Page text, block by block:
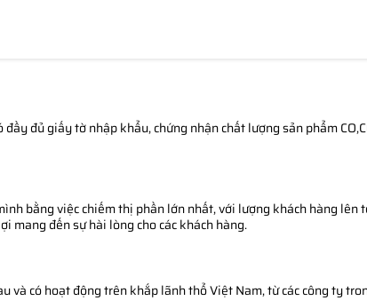
đủ giấy tờ nhập khẩu, chứng nhận chất lượng sản phẩm
bằng việc chiếm thị phần lớn nhất, với lượng khách hàng
mang đến sự hài lòng cho các khách hàng.
và có hoạt động trên khắp lãnh thổ Việt Nam, từ các công ty